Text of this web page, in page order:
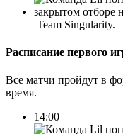
Team Singularity.
Расписание первого
Все матчи пройдут в
время.
14:00 —